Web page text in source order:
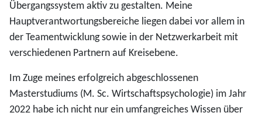
Übergangssystem aktiv zu gestalten. Meine
Hauptverantwortungsbereiche liegen dabei vor allem in
der Teamentwicklung sowie in der Netzwerkarbeit mit
verschiedenen Partnern auf Kreisebene.
Im Zuge meines erfolgreich abgeschlossenen
Masterstudiums (M. Sc. Wirtschaftspsychologie) im Jahr
2022 habe ich nicht nur ein umfangreiches Wissen über